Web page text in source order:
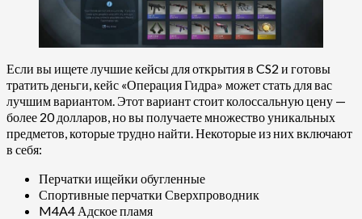
Если вы ищете лучшие кейсы для открытия в CS2 и готовы
тратить деньги, кейс «Операция Гидра» может стать для вас
лучшим вариантом. Этот вариант стоит колоссальную цену —
более 20 долларов, но вы получаете множество уникальных
предметов, которые трудно найти. Некоторые из них включают
в себя:
Перчатки ищейки обугленные
Спортивные перчатки Сверхпроводник
M4A4 Адское пламя